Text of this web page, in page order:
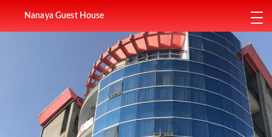
Nanaya Guest House